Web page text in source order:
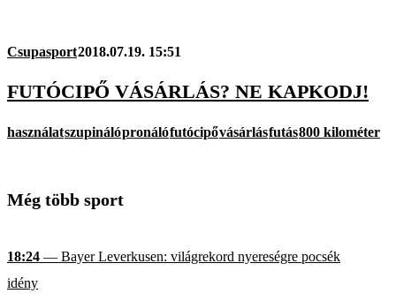
Csupasport2018.07.19. 15:51
FUTÓCIPŐ VÁSÁRLÁS? NE KAPKODJ!
használatszupinálópronálófutócipővásárlásfutás800 kilométer
Még több sport
18:24 — Bayer Leverkusen: világrekord nyereségre pocsék
idény